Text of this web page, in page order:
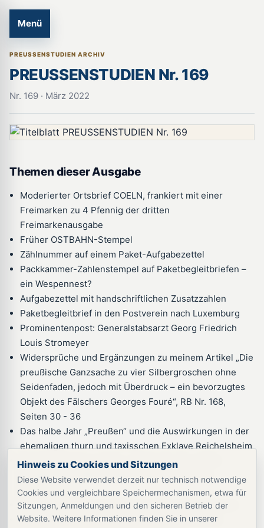
Menü
PREUSSENSTUDIEN ARCHIV
PREUSSENSTUDIEN Nr. 169
Nr. 169 · März 2022
Themen dieser Ausgabe
Moderierter Ortsbrief COELN, frankiert mit einer
Freimarken zu 4 Pfennig der dritten
Freimarkenausgabe
Früher OSTBAHN-Stempel
Zählnummer auf einem Paket-Aufgabezettel
Packkammer-Zahlenstempel auf Paketbegleitbriefen –
ein Wespennest?
Aufgabezettel mit handschriftlichen Zusatzzahlen
Paketbegleitbrief in den Postverein nach Luxemburg
Prominentenpost: Generalstabsarzt Georg Friedrich
Louis Stromeyer
Widersprüche und Ergänzungen zu meinem Artikel „Die
preußische Ganzsache zu vier Silbergroschen ohne
Seidenfaden, jedoch mit Überdruck – ein bevorzugtes
Objekt des Fälschers Georges Fouré“, RB Nr. 168,
Seiten 30 - 36
Das halbe Jahr „Preußen“ und die Auswirkungen in der
ehemaligen thurn und taxisschen Exklave Reichelsheim
Die Drei-Silbergroschen – Freimarke der dritten
Ausgabe von 1858 – Ergänzungen zu weiteren
Plattenfehlern.
Anmerkungen zur preußischen Post in Rheinhessen
Aus dem „Jahrbuch für die amtliche Statistik des
Hinweis zu Cookies und Sitzungen
Diese Website verwendet derzeit nur technisch notwendige
Cookies und vergleichbare Speichermechanismen, etwa für
Sitzungen, Anmeldungen und den sicheren Betrieb der
Website. Weitere Informationen finden Sie in unserer